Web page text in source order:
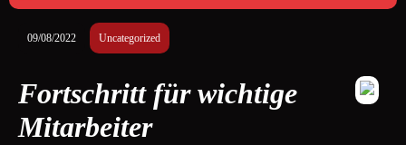
09/08/2022 Uncategorized
Fortschritt für wichtige
Mitarbeiter